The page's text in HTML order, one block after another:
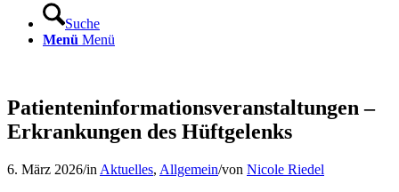
Suche
Menü Menü
Patienteninformationsveranstaltungen –
Erkrankungen des Hüftgelenks
6. März 2026/in Aktuelles, Allgemein/von Nicole Riedel